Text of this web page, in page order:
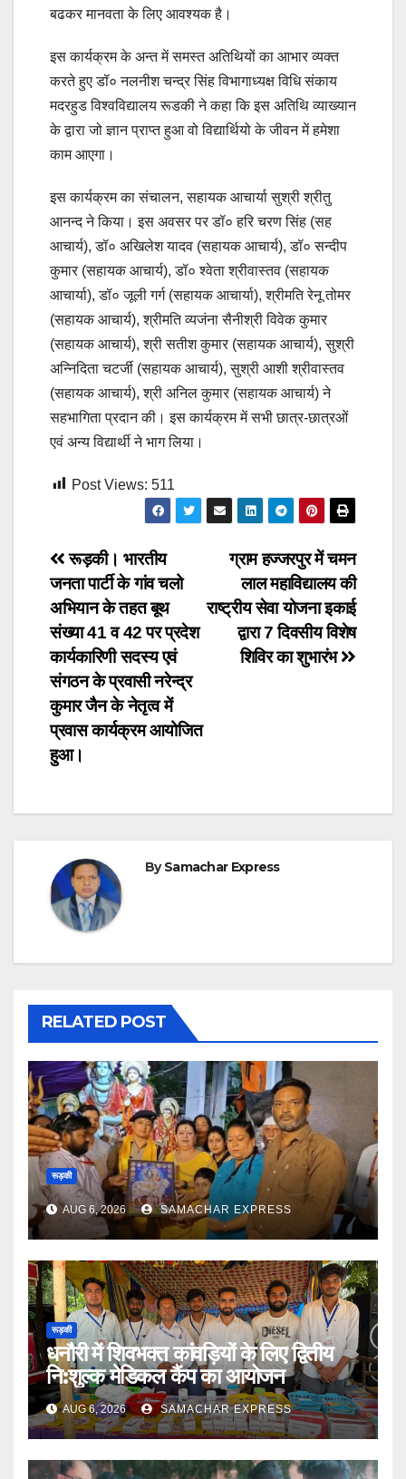
बढकर मानवता के लिए आवश्यक है।
इस कार्यक्रम के अन्त में समस्त अतिथियों का आभार व्यक्त
करते हुए डॉ० नलनीश चन्द्र सिंह विभागाध्यक्ष विधि संकाय
मदरहुड विश्वविद्यालय रूडकी ने कहा कि इस अतिथि व्याख्यान
के द्वारा जो ज्ञान प्राप्त हुआ वो विद्यार्थियो के जीवन में हमेशा
काम आएगा।
इस कार्यक्रम का संचालन, सहायक आचार्या सुश्री श्रीतु
आनन्द ने किया। इस अवसर पर डॉ० हरि चरण सिंह (सह
आचार्य), डॉ० अखिलेश यादव (सहायक आचार्य), डॉ० सन्दीप
कुमार (सहायक आचार्य), डॉ० श्वेता श्रीवास्तव (सहायक
आचार्या), डॉ० जूली गर्ग (सहायक आचार्या), श्रीमति रेनू तोमर
(सहायक आचार्य), श्रीमति व्यजंना सैनीश्री विवेक कुमार
(सहायक आचार्य), श्री सतीश कुमार (सहायक आचार्य), सुश्री
अन्निदिता चटर्जी (सहायक आचार्य), सुश्री आशी श्रीवास्तव
(सहायक आचार्य), श्री अनिल कुमार (सहायक आचार्य) ने
सहभागिता प्रदान की। इस कार्यक्रम में सभी छात्र-छात्रओं
एवं अन्य विद्यार्थी ने भाग लिया।
Post Views: 511
Post
navigation
ग्राम हज्जरपुर में चमन
लाल महाविद्यालय की
राष्ट्रीय सेवा योजना इकाई
द्वारा 7 दिवसीय विशेष
शिविर का शुभारंभ
रूड़की। भारतीय
जनता पार्टी के गांव चलो
अभियान के तहत बूथ
संख्या 41 व 42 पर प्रदेश
कार्यकारिणी सदस्य एवं
संगठन के प्रवासी नरेन्द्र
कुमार जैन के नेतृत्व में
प्रवास कार्यक्रम आयोजित
हुआ।
BySamachar Express
RELATED POST
रूड़की
AUG 6, 2026 SAMACHAR EXPRESS
रूड़की
धनौरी में शिवभक्त कांवड़ियों के लिए द्वितीय
नि:शुल्क मेडिकल कैंप का आयोजन
AUG 6, 2026 SAMACHAR EXPRESS